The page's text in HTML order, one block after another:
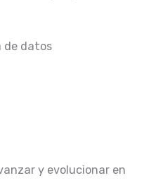
de datos
y evolucionar en